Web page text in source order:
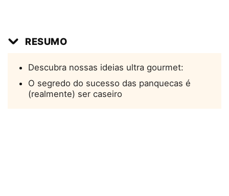
RESUMO
Descubra nossas ideias ultra gourmet:
O segredo do sucesso das panquecas é
(realmente) ser caseiro